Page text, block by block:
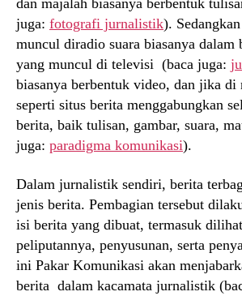
dan majalah biasanya berbentuk
juga: fotografi jurnalistik).
muncul diradio suara biasanya dalam
yang muncul di televisi (baca juga:
biasanya berbentuk video, dan jika di
seperti situs berita menggabungkan
berita, baik tulisan, gambar, suara,
juga: paradigma komunikasi).
Dalam jurnalistik sendiri, berita
jenis berita. Pembagian tersebut
isi berita yang dibuat, termasuk
peliputannya, penyusunan, serta
ini Pakar Komunikasi akan
berita dalam kacamata jurnalistik